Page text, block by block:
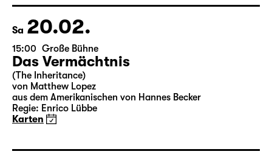
Karten
Theatertag
Sa 20.02.
15:00 Große Bühne
Das Vermächtnis
(The Inheritance)
Regie: Enrico Lübbe